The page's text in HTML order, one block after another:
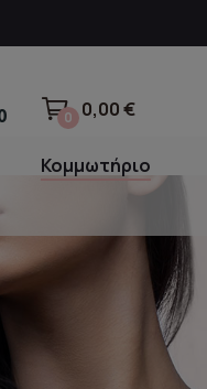
0,00 €
0
Κομμωτήριο